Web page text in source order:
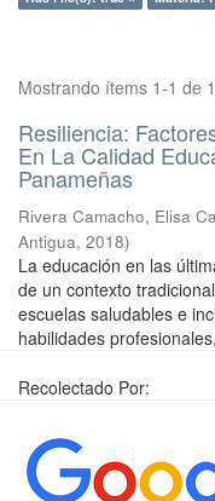
Mostrando ítems 1-1 de 1
Resiliencia:
En La Calidad
Panameñas
Rivera Camacho, Elisa
Antigua, 2018)
La educación en las
de un contexto
escuelas saludables e
habilidades
Recolectado Por: